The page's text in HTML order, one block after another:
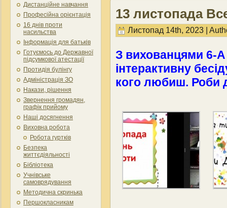
Дистанційне навчання
Професійна орієнтація
16 днів проти
насильства
Інформація для батьків
Готуємось до Державної
підсумкової атестації
Протидія булінгу
Адміністрація ЗО
Накази, рішення
Звернення громадян,
графік прийому
Наші досягнення
Виховна робота
Робота гуртків
Безпека
життєдіяльності
Бібліотека
Учнівське
самоврядування
Методична скринька
Першокласникам
13 листопада
Листопад 14th, 2023 |
З вихованцями 6-
інтерактивну
кого любиш. Роби